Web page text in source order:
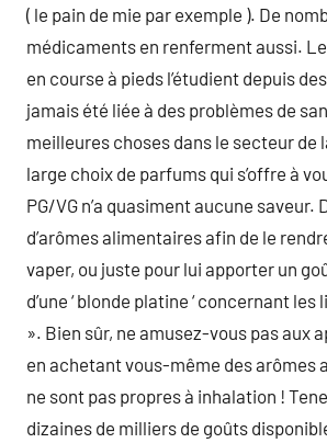
( le pain de mie par exemple ). De
médicaments en renferment aussi.
en course à pieds l’étudient depuis
jamais été liée à des problèmes de
meilleures choses dans le secteur de
large choix de parfums qui s’offre à
PG/VG n’a quasiment aucune saveur.
d’arômes alimentaires afin de le
vaper, ou juste pour lui apporter un
d’une ‘ blonde platine ‘ concernant
». Bien sûr, ne amusez-vous pas aux
en achetant vous-même des arômes
ne sont pas propres à inhalation !
dizaines de milliers de goûts